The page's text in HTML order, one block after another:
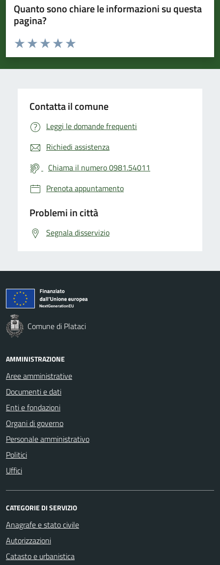
Quanto sono chiare le informazioni su questa
pagina?
Valuta da 1 a 5 stelle la pagina
Valuta 5 stelle su 5
Valuta 4 stelle su 5
Valuta 3 stelle su 5
Valuta 2 stelle su 5
Valuta 1 stelle su 5
Contatta il comune
Leggi le domande frequenti
Richiedi assistenza
Chiama il numero 0981.54011
Prenota appuntamento
Problemi in città
Segnala disservizio
Comune di Plataci
AMMINISTRAZIONE
Aree amministrative
Documenti e dati
Enti e fondazioni
Organi di governo
Personale amministrativo
Politici
Uffici
CATEGORIE DI SERVIZIO
Anagrafe e stato civile
Autorizzazioni
Catasto e urbanistica